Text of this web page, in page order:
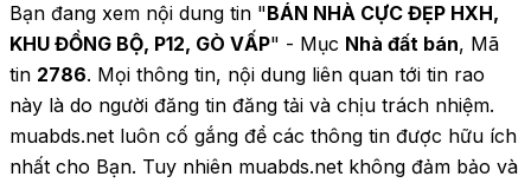
Bạn đang xem nội dung tin "BÁN NHÀ CỰC ĐẸP HXH,
KHU ĐỒNG BỘ, P12, GÒ VẤP" - Mục Nhà đất bán, Mã
tin 2786. Mọi thông tin, nội dung liên quan tới tin rao
này là do người đăng tin đăng tải và chịu trách nhiệm.
muabds.net luôn cố gắng để các thông tin được hữu ích
nhất cho Bạn. Tuy nhiên muabds.net không đảm bảo và